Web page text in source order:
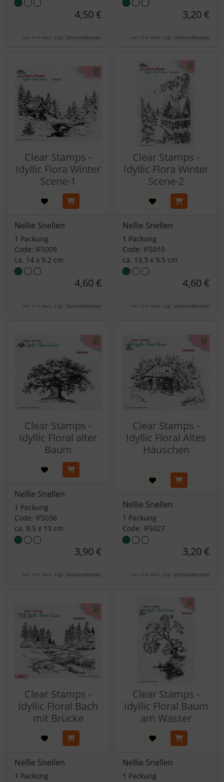
4,50 €
inkl. 19 % MwSt. zzgl. Versandkosten
3,20 €
inkl. 19 % MwSt. zzgl. Versandkosten
Clear Stamps -
Idyllic Flora Winter
Scene-1
Nellie Snellen
1 Packung
Code: IFS009
ca. 14 x 9,2 cm
4,60 €
inkl. 19 % MwSt. zzgl. Versandkosten
Clear Stamps -
Idyllic Flora Winter
Scene-2
Nellie Snellen
1 Packung
Code: IFS010
ca. 13,3 x 9,5 cm
4,60 €
inkl. 19 % MwSt. zzgl. Versandkosten
Clear Stamps -
Idyllic Floral alter
Baum
Nellie Snellen
1 Packung
Code: IFS036
ca. 8,5 x 13 cm
3,90 €
inkl. 19 % MwSt. zzgl. Versandkosten
Clear Stamps -
Idyllic Floral Altes
Häuschen
Nellie Snellen
1 Packung
Code: IFS027
3,20 €
inkl. 19 % MwSt. zzgl. Versandkosten
Clear Stamps -
Idyllic Floral Bach
mit Brücke
Nellie Snellen
1 Packung
Clear Stamps -
Idyllic Floral Baum
am Wasser
Nellie Snellen
1 Packung